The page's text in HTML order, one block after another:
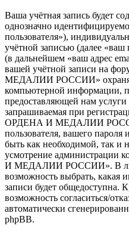
Ваша учётная запись будет
однозначно
пользователя»),
учётной записью (далее «ваш
(в дальнейшем «ваш адрес
вашей учётной записи на
МЕДАЛИИ РОССИИ»
компьютерной информации,
предоставляющей нам
запрашиваемая при
ОРДЕНА И МЕДАЛИИ
пользователя, вашего пароля
быть как необходимой, так и
усмотрение администрации
И МЕДАЛИИ РОССИИ». В
возможность выбрать, какая
записи будет общедоступна.
возможность согласиться/
автоматически
phpBB.